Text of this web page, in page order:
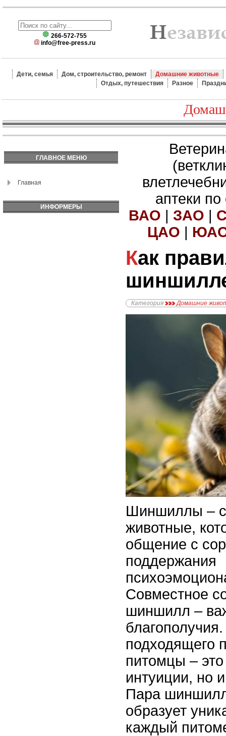
266-572-755
info@free-press.ru
Дети, семья Дом, строительство, ремонт
Домашние животные
Отдых, путешествия
Разное
ГЛАВНОЕ МЕНЮ
Главная
ИНФОРМЕРЫ
аптеки
ВАО | ЗАО |
ЦАО |
Как правильно выбрать
Категория Домашние
Шиншиллы –
животные,
общение с
поддержания
Совместное
шиншилл –
подходящего
питомцы –
интуиции, но
Пара
образует
каждый